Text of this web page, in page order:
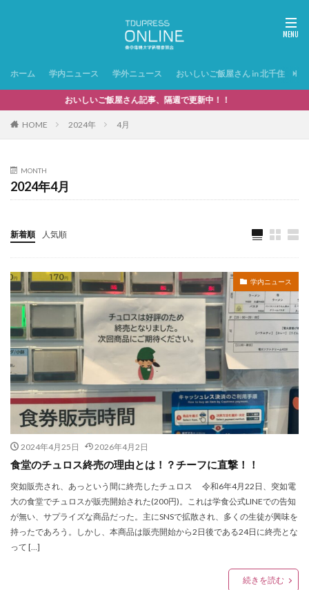
ホーム 学内ニュース 学外ニュース おいしいご飯屋さん in 北千住
おいしいご飯屋さん記事、隔週で更新中！！
HOME 2024年 4月
MONTH
2024年4月
新着順 人気順
学内ニュース
2024年4月25日 2026年4月2日
食堂のチュロス終売の理由とは！？チーフに直撃！！
突如販売され、あっという間に終売したチュロス 令和6年4月22日、突如電
大の食堂でチュロスが販売開始された(200円)。これは学食公式LINEでの告知
が無い、サプライズな商品だった。主にSNSで拡散され、多くの生徒が興味を
持ったであろう。しかし、本商品は販売開始から2日後である24日に終売とな
って […]
続きを読む